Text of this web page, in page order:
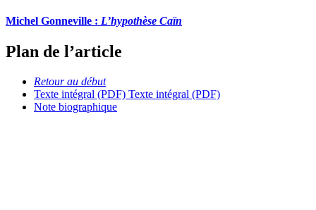
Michel Gonneville : L’hypothèse Caïn
Plan de l’article
Retour au début
Texte intégral (PDF) Texte intégral (PDF)
Note biographique